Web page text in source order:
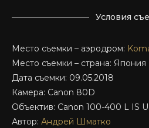
Условия
Место съемки – аэродром:
Место съемки – страна: Япония
Дата съемки: 09.05.2018
Камера: Canon 80D
Объектив: Canon 100-400 L IS
Автор: Андрей Шматко